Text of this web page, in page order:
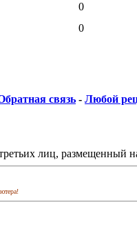
0
0
связь - Любой
лиц, размещенный